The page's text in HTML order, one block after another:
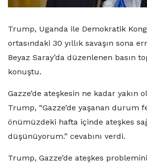
Trump, Uganda ile Demokratik
ortasındaki 30 yıllık savaşın sona
Beyaz Saray’da düzenlenen basın
konuştu.
Gazze’de ateşkesin ne kadar yakın
Trump, “Gazze’de yaşanan durum
önümüzdeki hafta içinde ateşkes
düşünüyorum.” cevabını verdi.
Trump, Gazze’de ateşkes